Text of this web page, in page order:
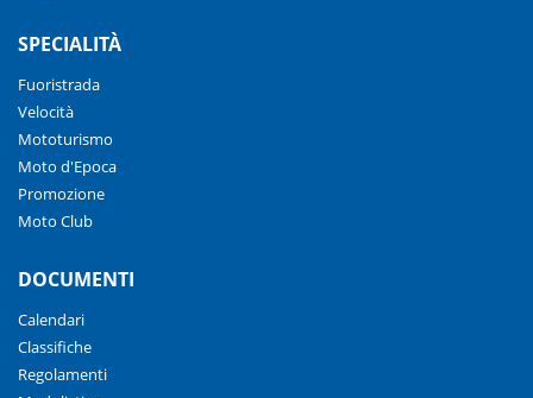
SPECIALITÀ
Fuoristrada
Velocità
Mototurismo
Moto d'Epoca
Promozione
Moto Club
DOCUMENTI
Calendari
Classifiche
Regolamenti